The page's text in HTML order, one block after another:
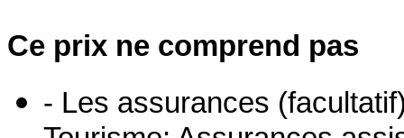
Ce prix ne comprend pas
- Les assurances